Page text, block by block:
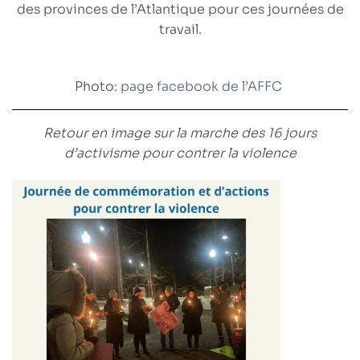
des provinces de l’Atlantique pour ces journées de
travail.
Photo: page facebook de l’AFFC
Retour en image sur la marche des 16 jours
d’activisme pour contrer la violence